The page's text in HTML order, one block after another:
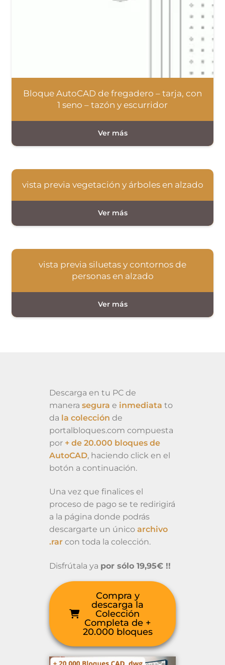
Bloque AutoCAD de fregadero – tarja, con
1 seno – tazón y escurridor
vista previa vegetación y árboles en alzado
vista previa siluetas y contornos de
personas en alzado
Descarga en tu PC de
manera segura e inmediata to
da la colección de
portalbloques.com compuesta
por + de 20.000 bloques de
AutoCAD, haciendo click en el
botón a continuación.
Una vez que finalices el
proceso de pago se te redirigirá
a la página donde podrás
descargarte un único archivo
.rar con toda la colección.
Disfrútala ya por sólo 19,95€ !!
Compra y
descarga la
Colección
Completa de +
20.000 bloques